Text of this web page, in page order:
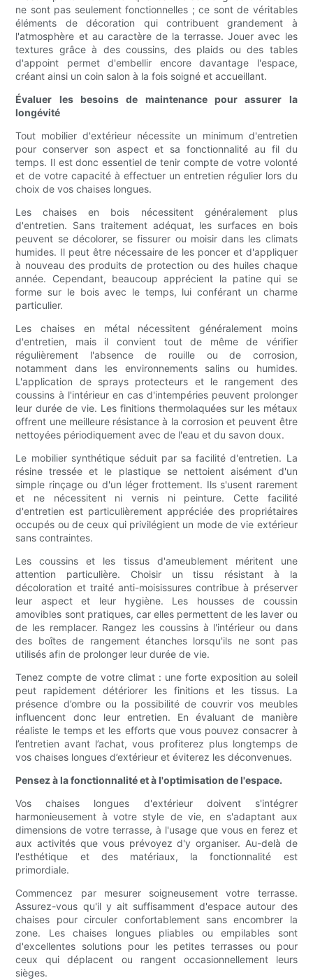
ne sont pas seulement fonctionnelles ; ce sont de véritables
éléments de décoration qui contribuent grandement à
l'atmosphère et au caractère de la terrasse. Jouer avec les
textures grâce à des coussins, des plaids ou des tables
d'appoint permet d'embellir encore davantage l'espace,
créant ainsi un coin salon à la fois soigné et accueillant.
Évaluer les besoins de maintenance pour assurer la
longévité
Tout mobilier d'extérieur nécessite un minimum d'entretien
pour conserver son aspect et sa fonctionnalité au fil du
temps. Il est donc essentiel de tenir compte de votre volonté
et de votre capacité à effectuer un entretien régulier lors du
choix de vos chaises longues.
Les chaises en bois nécessitent généralement plus
d'entretien. Sans traitement adéquat, les surfaces en bois
peuvent se décolorer, se fissurer ou moisir dans les climats
humides. Il peut être nécessaire de les poncer et d'appliquer
à nouveau des produits de protection ou des huiles chaque
année. Cependant, beaucoup apprécient la patine qui se
forme sur le bois avec le temps, lui conférant un charme
particulier.
Les chaises en métal nécessitent généralement moins
d'entretien, mais il convient tout de même de vérifier
régulièrement l'absence de rouille ou de corrosion,
notamment dans les environnements salins ou humides.
L'application de sprays protecteurs et le rangement des
coussins à l'intérieur en cas d'intempéries peuvent prolonger
leur durée de vie. Les finitions thermolaquées sur les métaux
offrent une meilleure résistance à la corrosion et peuvent être
nettoyées périodiquement avec de l'eau et du savon doux.
Le mobilier synthétique séduit par sa facilité d'entretien. La
résine tressée et le plastique se nettoient aisément d'un
simple rinçage ou d'un léger frottement. Ils s'usent rarement
et ne nécessitent ni vernis ni peinture. Cette facilité
d'entretien est particulièrement appréciée des propriétaires
occupés ou de ceux qui privilégient un mode de vie extérieur
sans contraintes.
Les coussins et les tissus d'ameublement méritent une
attention particulière. Choisir un tissu résistant à la
décoloration et traité anti-moisissures contribue à préserver
leur aspect et leur hygiène. Les housses de coussin
amovibles sont pratiques, car elles permettent de les laver ou
de les remplacer. Rangez les coussins à l'intérieur ou dans
des boîtes de rangement étanches lorsqu'ils ne sont pas
utilisés afin de prolonger leur durée de vie.
Tenez compte de votre climat : une forte exposition au soleil
peut rapidement détériorer les finitions et les tissus. La
présence d’ombre ou la possibilité de couvrir vos meubles
influencent donc leur entretien. En évaluant de manière
réaliste le temps et les efforts que vous pouvez consacrer à
l’entretien avant l’achat, vous profiterez plus longtemps de
vos chaises longues d’extérieur et éviterez les déconvenues.
Pensez à la fonctionnalité et à l'optimisation de l'espace.
Vos chaises longues d'extérieur doivent s'intégrer
harmonieusement à votre style de vie, en s'adaptant aux
dimensions de votre terrasse, à l'usage que vous en ferez et
aux activités que vous prévoyez d'y organiser. Au-delà de
l'esthétique et des matériaux, la fonctionnalité est
primordiale.
Commencez par mesurer soigneusement votre terrasse.
Assurez-vous qu'il y ait suffisamment d'espace autour des
chaises pour circuler confortablement sans encombrer la
zone. Les chaises longues pliables ou empilables sont
d'excellentes solutions pour les petites terrasses ou pour
ceux qui déplacent ou rangent occasionnellement leurs
sièges.